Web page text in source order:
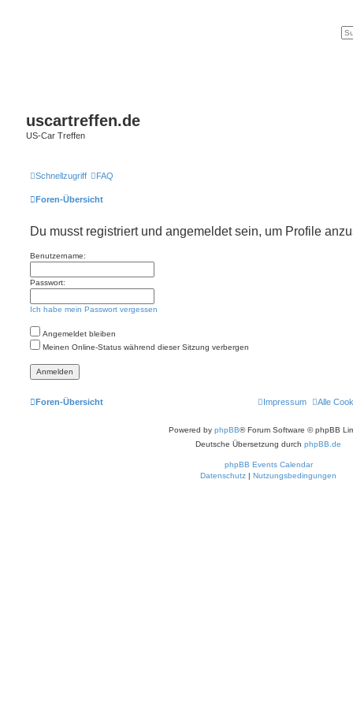
uscartreffen.de
US-Car Treffen
Schnellzugriff FAQ
Foren-Übersicht
Du musst registriert und angemeldet sein, um Profile
Benutzername:
Passwort:
Ich habe mein Passwort vergessen
Angemeldet bleiben
Meinen Online-Status während dieser Sitzung verbergen
Foren-Übersicht Alle
Impressum
Powered by phpBB® Forum Software © phpBB
Deutsche Übersetzung durch phpBB.de
phpBB Events Calendar
Datenschutz | Nutzungsbedingungen